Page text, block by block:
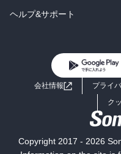
BL・TL
雑誌・グラビア
ラノベ
コミック
ライトノベル
ヘルプ&サポート
よくあるご質問
会社情報 プライ
ク
Copyright 2017 - 2026